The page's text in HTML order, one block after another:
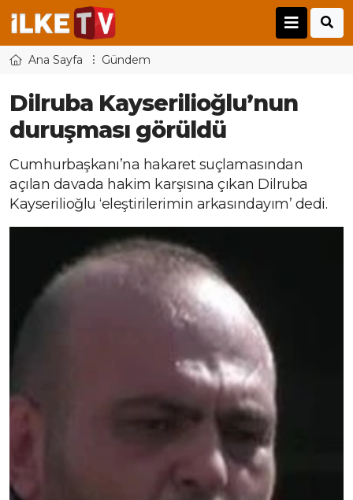
Ana Sayfa Gündem
Dilruba Kayserilioğlu’nun
duruşması görüldü
Cumhurbaşkanı’na hakaret suçlamasından
açılan davada hakim karşısına çıkan Dilruba
Kayserilioğlu ‘eleştirilerimin arkasındayım’ dedi.